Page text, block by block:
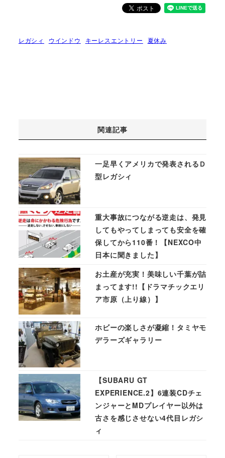
レガシィ ウインドウ キーレスエントリー 夏休み
関連記事
一足早くアメリカで発表されるＤ
型レガシィ
重大事故につながる逆走は、発見
してもやってしまっても安全を確
保してから110番！【NEXCO中
日本に聞きました】
お土産が充実！美味しい千葉が詰
まってます!!【ドラマチックエリ
ア市原（上り線）】
ホビーの楽しさが凝縮！タミヤモ
デラーズギャラリー
【SUBARU GT
EXPERIENCE.2】6連装CDチェ
ンジャーとMDプレイヤー以外は
古さを感じさせない4代目レガシ
ィ